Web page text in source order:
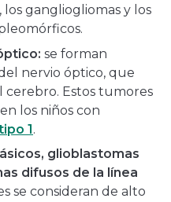
gangliogliomas y los
se forman
nervio óptico, que
cerebro. Estos tumores
los niños con
1.
glioblastomas
difusos de la línea
se consideran de alto